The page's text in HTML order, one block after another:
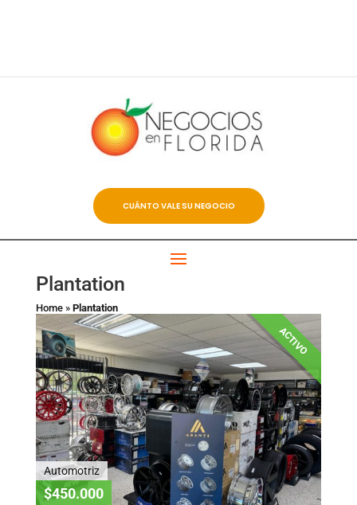
CUÁNTO VALE SU NEGOCIO
Plantation
Home» Plantation
ACTIVO
Automotriz
$450.000